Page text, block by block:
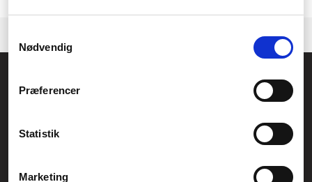
Nødvendig
Præferencer
Statistik
Marketing
CVR.: 26208637
Generelle henvendelser:
Service- og reklamationsafdelingen: